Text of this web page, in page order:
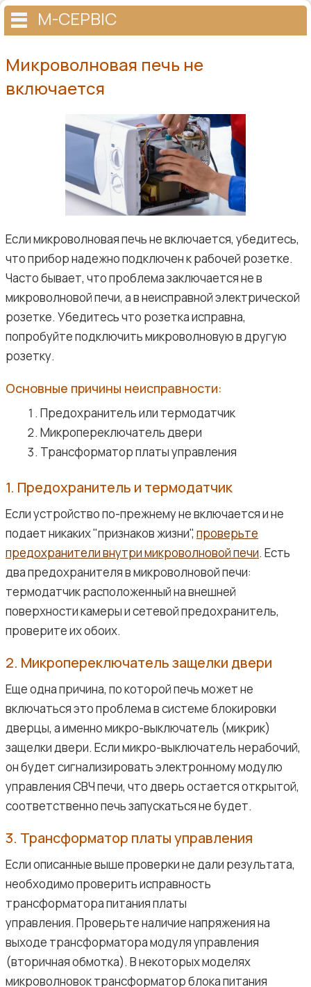
М-СЕРВІС
Микроволновая печь не
включается
Если микроволновая печь не включается, убедитесь,
что прибор надежно подключен к рабочей розетке.
Часто бывает, что проблема заключается не в
микроволновой печи, а в неисправной электрической
розетке. Убедитесь что розетка исправна,
попробуйте подключить микроволновую в другую
розетку.
Основные причины неисправности:
Предохранитель или термодатчик
Микропереключатель двери
Трансформатор платы управления
1. Предохранитель и термодатчик
Если устройство по-прежнему не включается и не
подает никаких "признаков жизни", проверьте
предохранители внутри микроволновой печи. Есть
два предохранителя в микроволновой печи:
термодатчик расположенный на внешней
поверхности камеры и сетевой предохранитель,
проверите их обоих.
2. Микропереключатель защелки двери
Еще одна причина, по которой печь может не
включаться это проблема в системе блокировки
дверцы, а именно микро-выключатель (микрик)
защелки двери. Если микро-выключатель нерабочий,
он будет сигнализировать электронному модулю
управления СВЧ печи, что дверь остается открытой,
соответственно печь запускаться не будет.
3. Трансформатор платы управления
Если описанные выше проверки не дали результата,
необходимо проверить исправность
трансформатора питания платы
управления. Проверьте наличие напряжения на
выходе трансформатора модуля управления
(вторичная обмотка). В некоторых моделях
микроволновок трансформатор блока питания